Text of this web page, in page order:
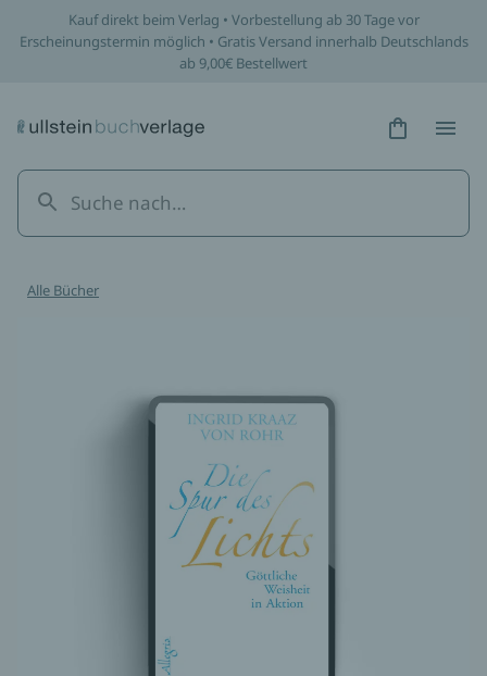
Kauf direkt beim Verlag • Vorbestellung ab 30 Tage vor
Erscheinungstermin möglich • Gratis Versand innerhalb Deutschlands
ab 9,00€ Bestellwert
Hidden
Alle Bücher